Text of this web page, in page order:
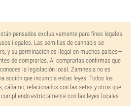
pensados exclusivamente para fines legales
ilegales. Las semillas de cannabis se
y su germinación es ilegal en muchos países—
de comprarlas. Al comprarlas confirmas que
la legislación local. Zamnesia no es
acción que incumpla estas leyes. Todos los
cáñamo, relacionados con las setas y otros que
estrictamente con las leyes locales